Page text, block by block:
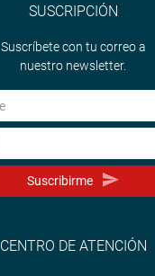
SUSCRIPCIÓN
Suscríbete con tu correo a
nuestro newsletter.
Suscribirme
CENTRO DE ATENCIÓN